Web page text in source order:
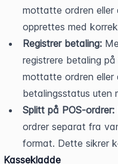
mottatte ordren eller
opprettes med
Registrer betaling:
registrere betaling
mottatte ordren eller
betalingsstatus uten
Splitt på POS-ordrer:
ordrer separat fra
format. Dette sikrer
Kassekladde